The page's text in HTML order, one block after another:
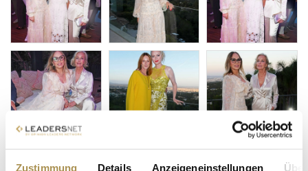
Zustimmung Details Anzeigeneinstellungen